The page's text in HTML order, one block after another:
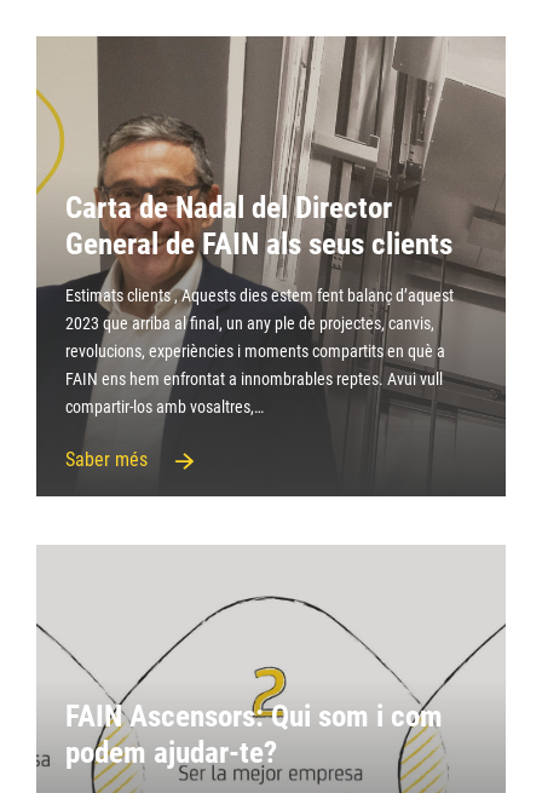
Carta de Nadal del Director
General de FAIN als seus clients
Estimats clients , Aquests dies estem fent balanç d’aquest
2023 que arriba al final, un any ple de projectes, canvis,
revolucions, experiències i moments compartits en què a
FAIN ens hem enfrontat a innombrables reptes. Avui vull
compartir-los amb vosaltres,…
Saber més
FAIN Ascensors: Qui som i com
podem ajudar-te?